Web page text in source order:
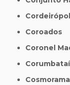
Coroados
Coronel
Corumbataí
Cosmorama